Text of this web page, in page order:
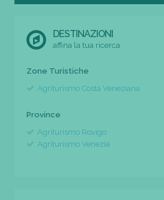
DESTINAZIONI
affina la tua ricerca
Zone Turistiche
Agriturismo Costa Veneziana
Province
Agriturismo Rovigo
Agriturismo Venezia